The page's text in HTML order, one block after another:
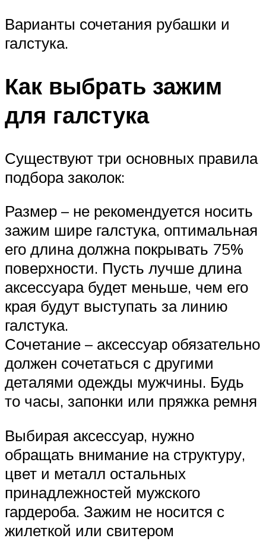
Варианты сочетания рубашки и
галстука.
Как выбрать зажим
для галстука
Существуют три основных правила
подбора заколок:
Размер – не рекомендуется носить
зажим шире галстука, оптимальная
его длина должна покрывать 75%
поверхности. Пусть лучше длина
аксессуара будет меньше, чем его
края будут выступать за линию
галстука.
Сочетание – аксессуар обязательно
должен сочетаться с другими
деталями одежды мужчины. Будь
то часы, запонки или пряжка ремня
Выбирая аксессуар, нужно
обращать внимание на структуру,
цвет и металл остальных
принадлежностей мужского
гардероба. Зажим не носится с
жилеткой или свитером